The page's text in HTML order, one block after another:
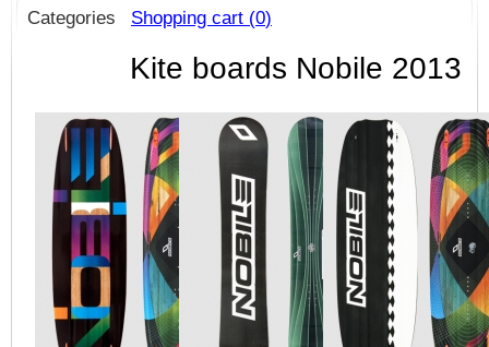
Categories Shopping cart (0)
Kite boards Nobile 2013
HOME